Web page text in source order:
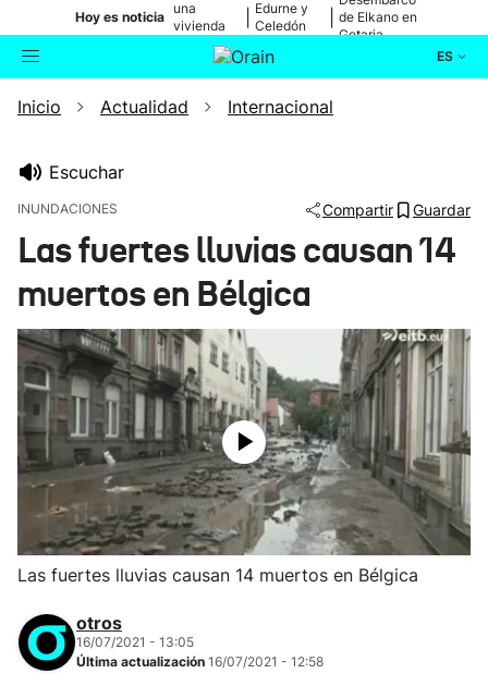
Hoy es noticia
una
vivienda
de Bilbao
Edurne y
Celedón
de Elkano en
Getaria
ES
Buscador Actualidad
Ikusmiran
Eguraldia
Inicio Actualidad Internacional
Escuchar
INUNDACIONES Compartir Guardar
Las fuertes lluvias causan 14
muertos en Bélgica
Las fuertes lluvias causan 14 muertos en Bélgica
otros
16/07/2021 - 13:05
Última actualización 16/07/2021 - 12:58